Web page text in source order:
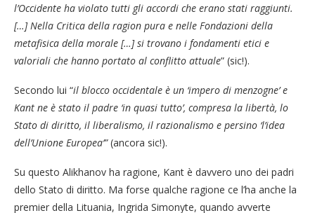
l’Occidente ha violato tutti gli accordi che erano stati raggiunti.
[…] Nella Critica della ragion pura e nelle Fondazioni della
metafisica della morale […] si trovano i fondamenti etici e
valoriali che hanno portato al conflitto attuale” (sic!).
Secondo lui “il blocco occidentale è un ‘impero di menzogne’ e
Kant ne è stato il padre ‘in quasi tutto’, compresa la libertà, lo
Stato di diritto, il liberalismo, il razionalismo e persino ‘l’idea
dell’Unione Europea’”(ancora sic!).
Su questo Alikhanov ha ragione, Kant è davvero uno dei padri
dello Stato di diritto. Ma forse qualche ragione ce l’ha anche la
premier della Lituania, Ingrida Simonyte, quando avverte